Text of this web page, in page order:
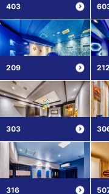
403
209 212
303
316